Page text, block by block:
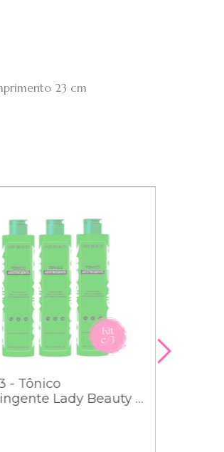
23 cm
- Tônico
Lady Beauty -